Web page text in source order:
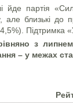
йде партія
але близькі до
Підтримка
з
– у межах